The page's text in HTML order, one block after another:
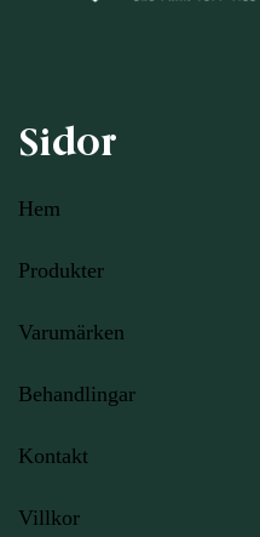
Sidor
Hem
Produkter
Varumärken
Behandlingar
Kontakt
Villkor